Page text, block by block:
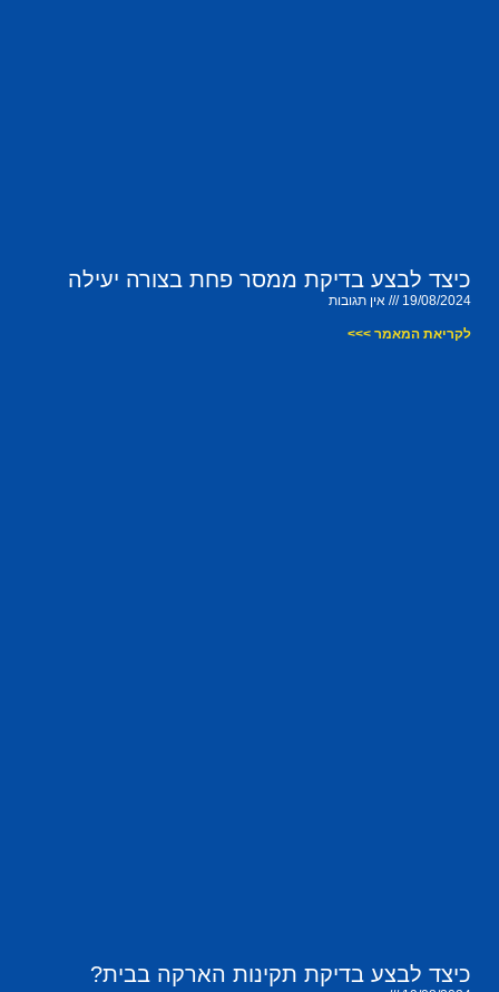
כיצד לבצע בדיקת ממסר פחת בצורה יעילה
19/08/2024 אין תגובות
לקריאת המאמר >>>
כיצד לבצע בדיקת תקינות הארקה בבית?